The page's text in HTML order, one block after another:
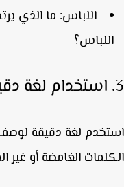
اللباس:ما الذي
لغة دقيقة لوصف
الغامضة أو غير